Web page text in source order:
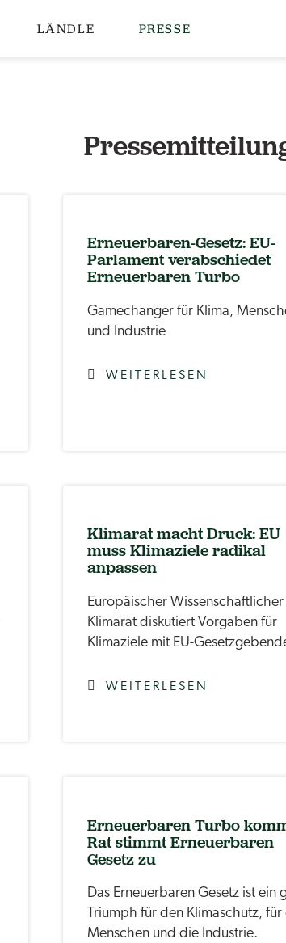
LÄNDLE PRESSE
Erneuerbaren-Gesetz: EU-
Parlament verabschiedet
Erneuerbaren Turbo
Gamechanger für Klima,
und Industrie
WEITERLESEN
Klimarat macht Druck: EU
muss Klimaziele radikal
anpassen
Europäischer Wissenschaftlicher
Klimarat diskutiert Vorgaben für
Klimaziele mit EU-
WEITERLESEN
Erneuerbaren Turbo
Rat stimmt Erneuerbaren
Gesetz zu
Das Erneuerbaren Gesetz ist ein
Triumph für den Klimaschutz, für
Menschen und die Industrie.